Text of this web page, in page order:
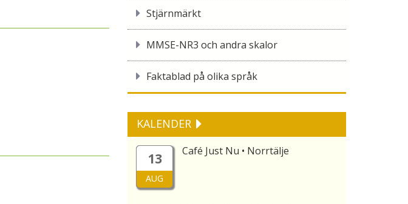
Stjärnmärkt
MMSE-NR3 och andra skalor
Faktablad på olika språk
KALENDER
13
AUG
Café Just Nu • Norrtälje